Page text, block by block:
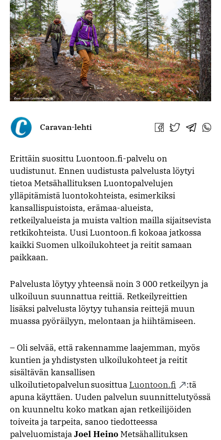
Caravan-lehti
Jaa Jaa Jaa Jaa
Erittäin suosittu Luontoon.fi-palvelu on
uudistunut. Ennen uudistusta palvelusta löytyi
tietoa Metsähallituksen Luontopalvelujen
ylläpitämistä luontokohteista, esimerkiksi
kansallispuistoista, erämaa-alueista,
retkeilyalueista ja muista valtion mailla sijaitsevista
retkikohteista. Uusi Luontoon.fi kokoaa jatkossa
kaikki Suomen ulkoilukohteet ja reitit samaan
paikkaan.
Palvelusta löytyy yhteensä noin 3 000 retkeilyyn ja
ulkoiluun suunnattua reittiä. Retkeilyreittien
lisäksi palvelusta löytyy tuhansia reittejä muun
muassa pyöräilyyn, melontaan ja hiihtämiseen.
– Oli selvää, että rakennamme laajemman, myös
kuntien ja yhdistysten ulkoilukohteet ja reitit
sisältävän kansallisen
ulkoilutietopalvelun suosittua Luontoon.fi
:tä
apuna käyttäen. Uuden palvelun suunnittelutyössä
on kuunneltu koko matkan ajan retkeilijöiden
toiveita ja tarpeita, sanoo tiedotteessa
palveluomistajaJoel Heino Metsähallituksen